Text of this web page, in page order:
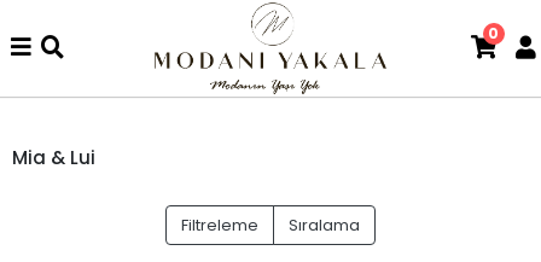
0
Mia & Lui
Filtreleme Sıralama